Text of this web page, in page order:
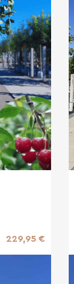
229,95 €